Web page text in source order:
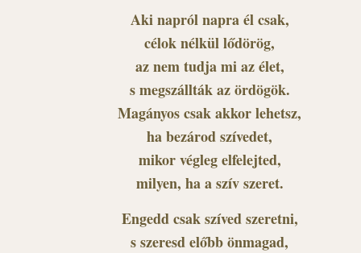
Aki napról napra él csak,
célok nélkül lődörög,
az nem tudja mi az élet,
s megszállták az ördögök.
Magányos csak akkor lehetsz,
ha bezárod szívedet,
mikor végleg elfelejted,
milyen, ha a szív szeret.
Engedd csak szíved szeretni,
s szeresd előbb önmagad,